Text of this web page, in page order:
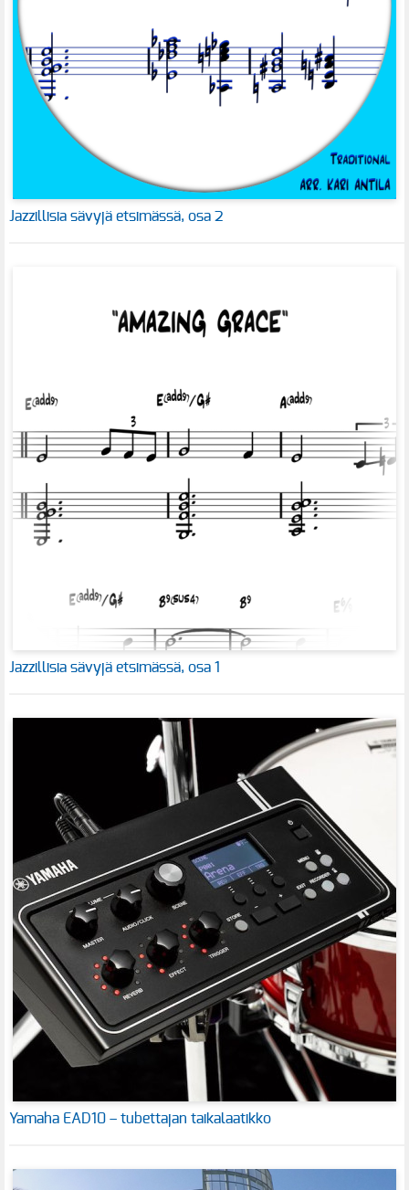
Jazzillisia sävyjä etsimässä, osa 2
Jazzillisia sävyjä etsimässä, osa 1
Yamaha EAD10 – tubettajan taikalaatikko